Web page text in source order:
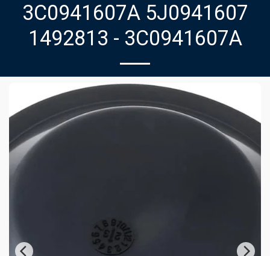
3C0941607A 5J0941607
1492813 - 3C0941607A